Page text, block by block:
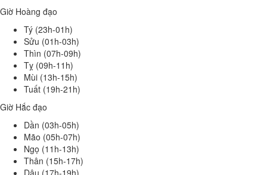
Giờ Hoàng đạo
Tý (23h-01h)
Sửu (01h-03h)
Thìn (07h-09h)
Tỵ (09h-11h)
Mùi (13h-15h)
Tuất (19h-21h)
Giờ Hắc đạo
Dần (03h-05h)
Mão (05h-07h)
Ngọ (11h-13h)
Thân (15h-17h)
Dậu (17h-19h)